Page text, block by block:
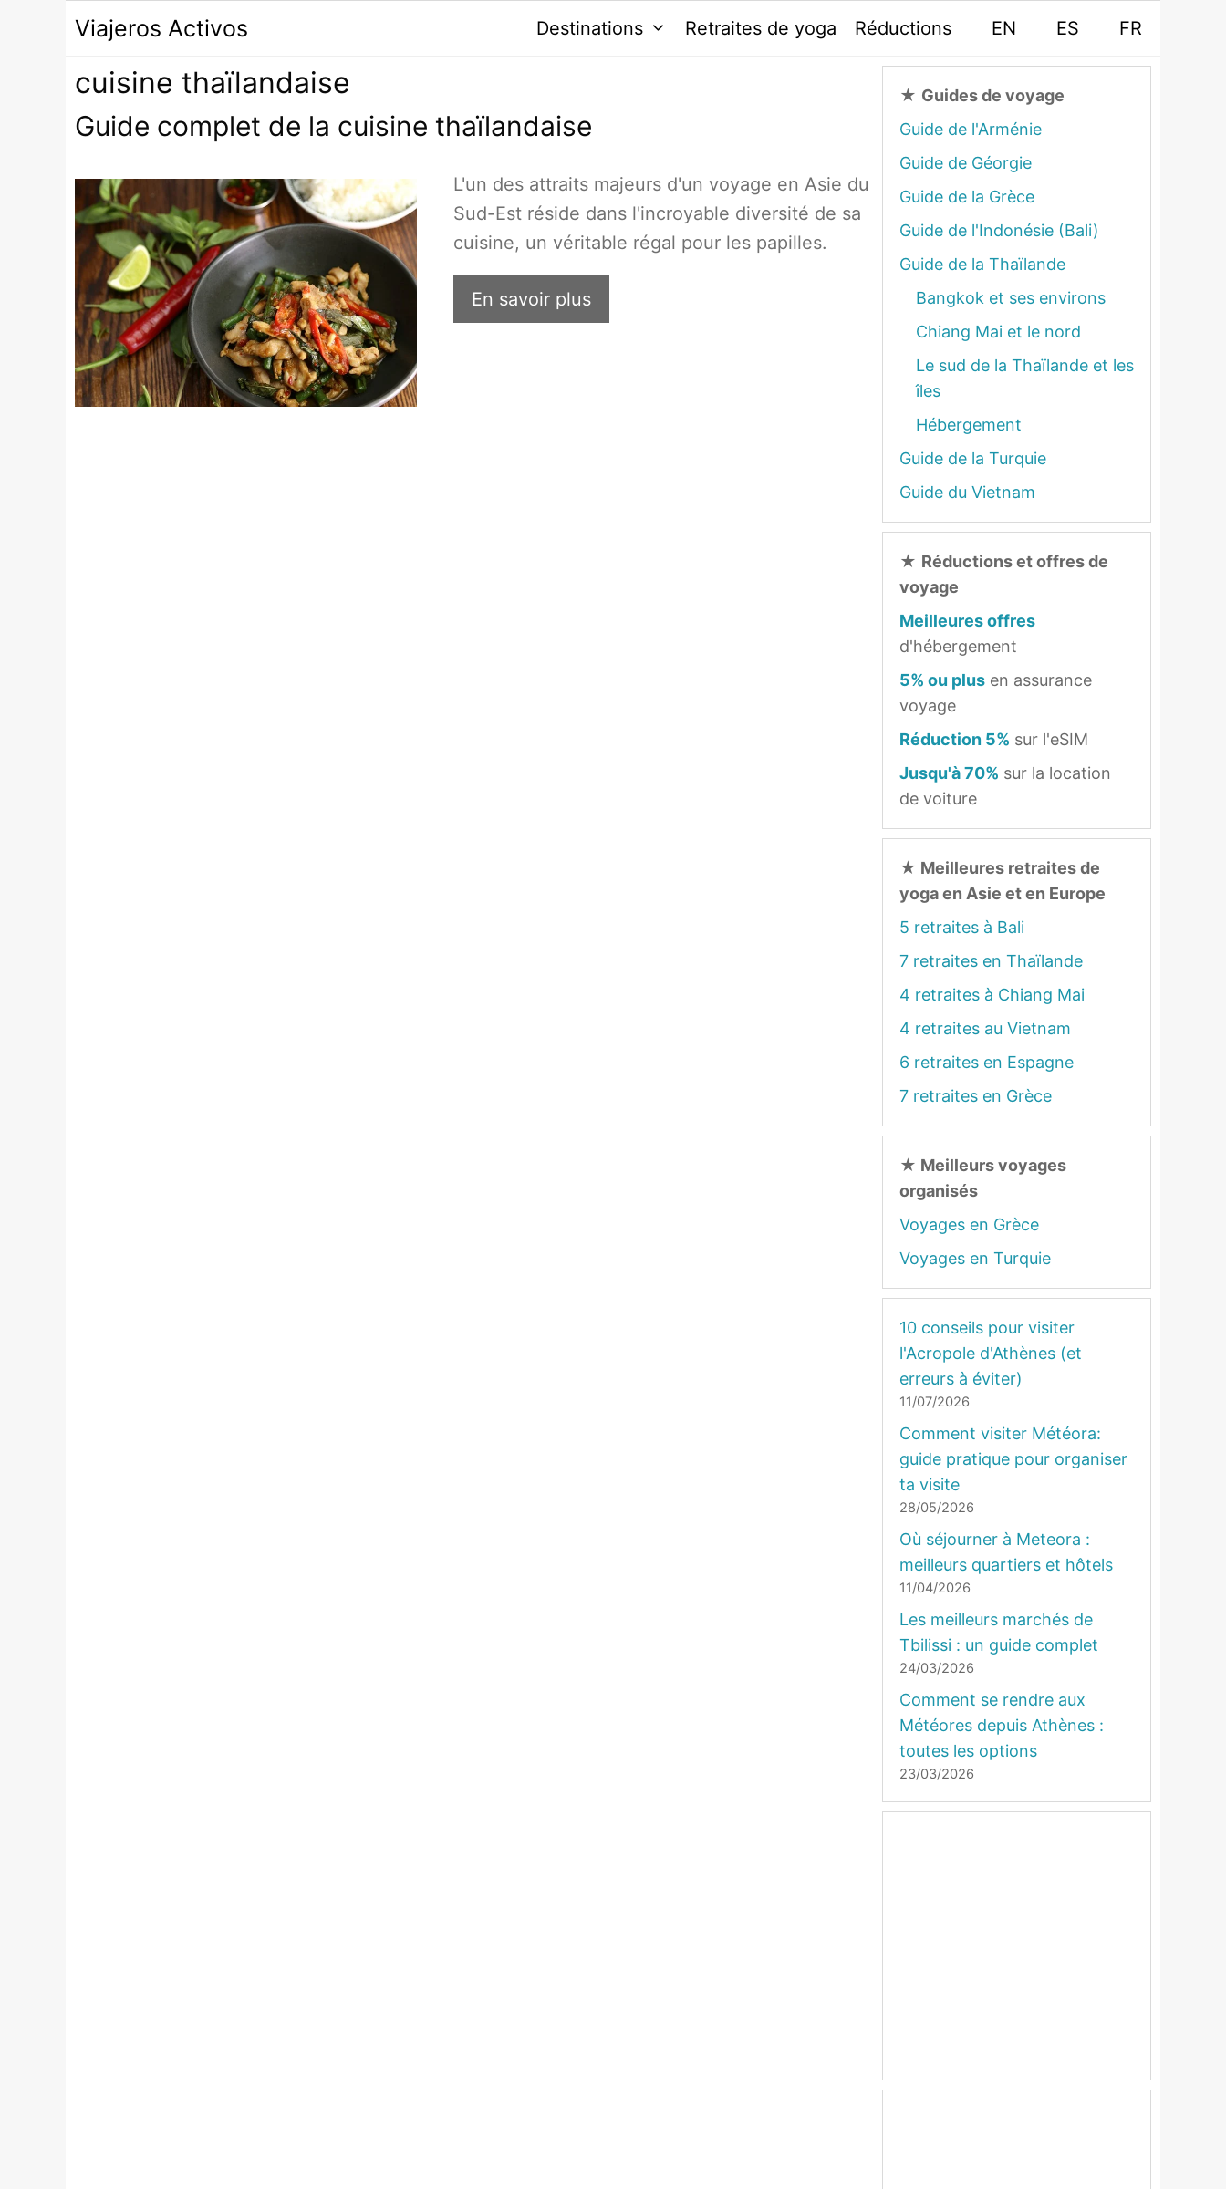
Viajeros Activos Destinations Retraites de yoga Réductions EN ES FR
cuisine thaïlandaise
Guide complet de la cuisine thaïlandaise
L'un des attraits majeurs d'un voyage en Asie du
Sud-Est réside dans l'incroyable diversité de sa
cuisine, un véritable régal pour les papilles.
En savoir plus
★ Guides de voyage
Guide de l'Arménie
Guide de Géorgie
Guide de la Grèce
Guide de l'Indonésie (Bali)
Guide de la Thaïlande
Bangkok et ses environs
Chiang Mai et le nord
Le sud de la Thaïlande et les
îles
Hébergement
Guide de la Turquie
Guide du Vietnam
★ Réductions et offres de
voyage
Meilleures offres
d'hébergement
5% ou plus en assurance
voyage
Réduction 5% sur l'eSIM
Jusqu'à 70% sur la location
de voiture
★ Meilleures retraites de
yoga en Asie et en Europe
5 retraites à Bali
7 retraites en Thaïlande
4 retraites à Chiang Mai
4 retraites au Vietnam
6 retraites en Espagne
7 retraites en Grèce
★ Meilleurs voyages
organisés
Voyages en Grèce
Voyages en Turquie
10 conseils pour visiter
l'Acropole d'Athènes (et
erreurs à éviter)
11/07/2026
Comment visiter Météora:
guide pratique pour organiser
ta visite
28/05/2026
Où séjourner à Meteora :
meilleurs quartiers et hôtels
11/04/2026
Les meilleurs marchés de
Tbilissi : un guide complet
24/03/2026
Comment se rendre aux
Météores depuis Athènes :
toutes les options
23/03/2026